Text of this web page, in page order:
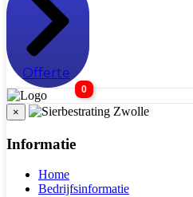
Offerte
0
×
Informatie
Home
Bedrijfsinformatie